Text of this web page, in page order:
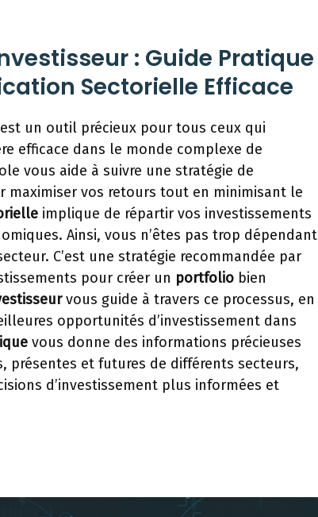
: Guide Pratique
Sectorielle Efficace
un outil précieux pour tous ceux qui
efficace dans le monde complexe de
vous aide à suivre une stratégie de
maximiser vos retours tout en minimisant le
implique de répartir vos investissements
Ainsi, vous n’êtes pas trop dépendant
C’est une stratégie recommandée par
pour créer un portfolio bien
vous guide à travers ce processus, en
opportunités d’investissement dans
vous donne des informations précieuses
présentes et futures de différents secteurs,
d’investissement plus informées et